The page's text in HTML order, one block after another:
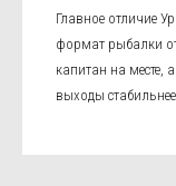
Главное отличие
формат рыбалки
капитан на месте,
выходы